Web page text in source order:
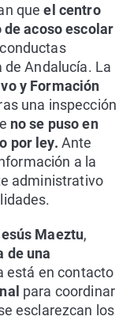
que el centro
acoso escolar
Andalucía. La
y Formación
una inspección
no se puso en
por ley. Ante
a la
administrativo
Maeztu,
de una
está en contacto
para coordinar
esclarezcan los